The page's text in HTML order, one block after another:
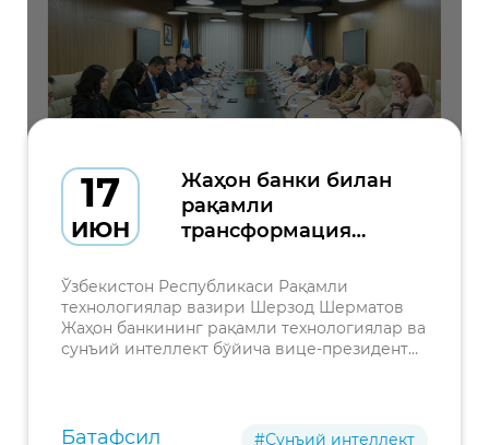
17
ИЮН
Жаҳон банки билан
рақамли
трансформация
ҳамкорлик
масалалари
муҳокама қилинди
Ўзбекистон Республикаси Рақамли
технологиялар вазири Шерзод Шерматов
Жаҳон банкининг рақамли технологиялар ва
сунъий интеллект бўйича вице-президенти
Батафсил #Сунъий интеллект